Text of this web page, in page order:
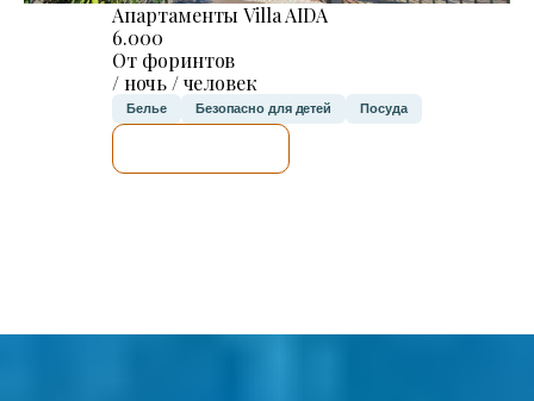
Апартаменты Villa AIDA
6.000
От форинтов
/ ночь / человек
Белье Безопасно для детей Посуда